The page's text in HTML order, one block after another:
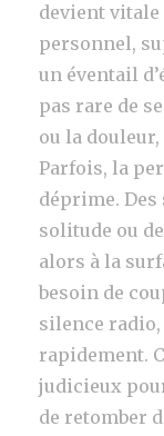
devient vitale
personnel,
un éventail
pas rare de
ou la
Parfois, la
déprime. Des
solitude ou
alors à la
besoin de
silence
rapidement.
judicieux
de retomber